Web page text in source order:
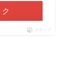
ポチップ